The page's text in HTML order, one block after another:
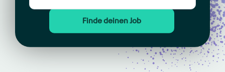
Finde deinen Job